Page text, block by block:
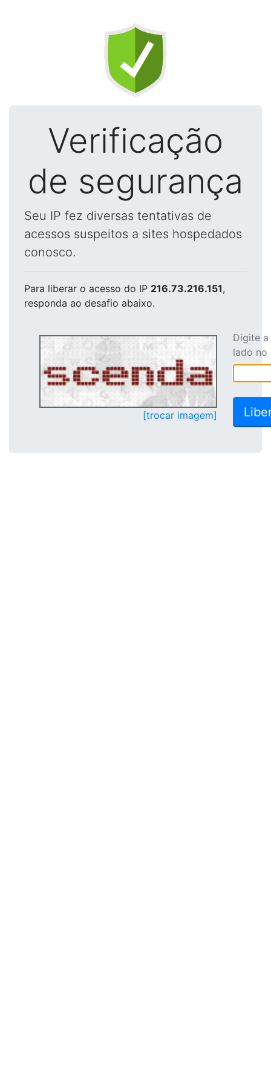
Verificação
de segurança
Seu IP fez diversas tentativas de
acessos suspeitos a sites hospedados
conosco.
Para liberar o acesso do IP 216.73.216.151,
responda ao desafio abaixo.
[trocar imagem]
Digite
lado no